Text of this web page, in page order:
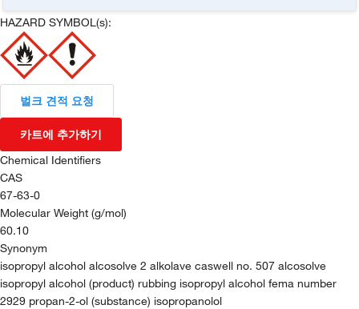
HAZARD SYMBOL(s):
벌크 견적 요청
카트에 추가하기
Chemical Identifiers
CAS
67-63-0
Molecular Weight (g/mol)
60.10
Synonym
isopropyl alcohol alcosolve 2 alkolave caswell no. 507 alcosolve
isopropyl alcohol (product) rubbing isopropyl alcohol fema number
2929 propan-2-ol (substance) isopropanolol